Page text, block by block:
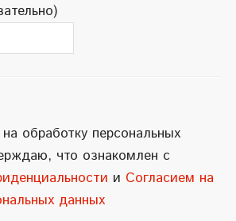
обработку персональных
что ознакомлен с
и Согласием на
данных